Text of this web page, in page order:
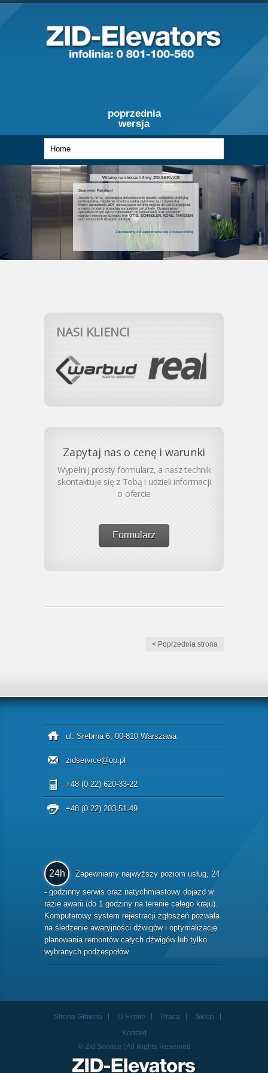
poprzednia
wersja
Witamy na stronach firmy ZID-SERVICE
Szanowni Państwo!
Jesteśmy firmą, posiadającą doświadczenie poparte wieloletnią praktyką,
profesjonalną, regularnie szkoloną kadrą wykonawczą i inżynierską.
Mamy uprawnieniaUDT obowiązujące od dnia wejścia do Unii Europejskiej,
a nasze produkty posiadają europejskie certyfikaty. Dysponujemy
specjalistycznym oprzyrządowaniem do konserwacji oraz wszelkich
napraw i remontów dźwigów firmOTIS, SCHINDLER, KONE, THYSSEN
oraz wszystkich dźwigów polskich.
Zapraszamy od zapoznania się z nasza ofertą
NASI KLIENCI
Zapytaj nas o cenę i warunki
Wypełnij prosty formularz, a nasz technik
skontaktuje się z Tobą i udzieli informacji
o ofercie
Formularz
< Poprzednia strona
ul. Srebrna 6, 00-810 Warszawa
zidservice@op.pl
+48 (0 22) 620-33-22
+48 (0 22) 203-51-49
24h
Zapewniamy najwyższy poziom usług, 24
- godzinny serwis oraz natychmiastowy dojazd w
razie awarii (do 1 godziny na terenie całego kraju).
Komputerowy system rejestracji zgłoszeń pozwala
na śledzenie awaryjności dźwigów i optymalizację
planowania remontów całych dźwigów lub tylko
wybranych podzespołów.
Strona Główna O Firmie Praca
Sklep
Kontakt
© Zid Service | All Rights Reserved